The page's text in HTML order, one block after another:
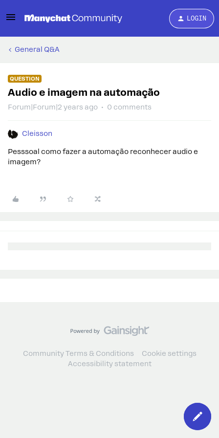
LOGIN
General Q&A
QUESTION
Audio e imagem na automação
Forum|Forum|2 years ago 0 comments
Cleisson
Pesssoal como fazer a automação reconhecer audio e
imagem?
Community Terms & Conditions
Cookie settings
Accessibility statement